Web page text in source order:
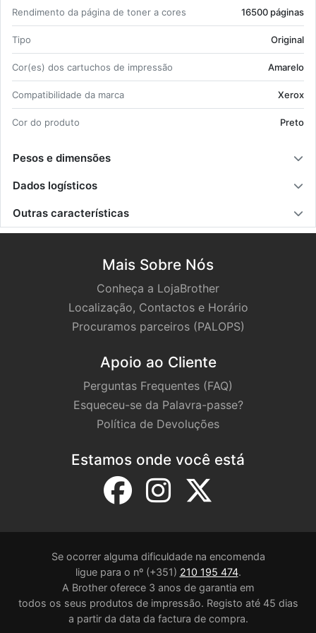
Ren­di­mento da pá­gina de toner a cores 16500 pá­ginas
Tipo Ori­ginal
Cor(es) dos car­tu­chos de im­pressão Ama­relo
Com­pa­ti­bi­li­dade da marca Xerox
Cor do pro­duto Preto
Pesos e dimensões
Dados logísticos
Outras características
Mais Sobre Nós
Conheça a LojaBrother
Localização, Contactos e Horário
Procuramos parceiros (PALOPS)
Apoio ao Cliente
Perguntas Frequentes (FAQ)
Esqueceu-se da Palavra-passe?
Política de Devoluções
Estamos onde você está
Se ocorrer alguma dificuldade na encomenda
ligue para o nº (+351) 210 195 474.
A Brother oferece 3 anos de garantia em
todos os seus produtos de impressão. Registo até 45 dias
a partir da data da factura de compra.